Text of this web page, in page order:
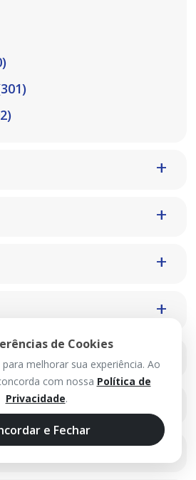
de Cookies
melhorar sua experiência. Ao
com nossa Política de
Privacidade.
e Fechar